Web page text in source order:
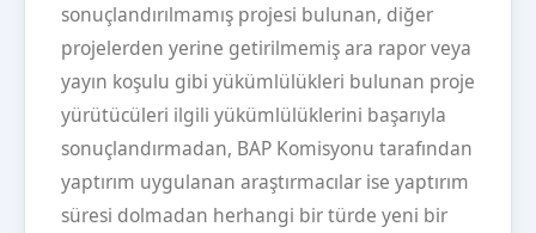
sonuçlandırılmamış projesi bulunan, diğer
projelerden yerine getirilmemiş ara rapor veya
yayın koşulu gibi yükümlülükleri bulunan proje
yürütücüleri ilgili yükümlülüklerini başarıyla
sonuçlandırmadan, BAP Komisyonu tarafından
yaptırım uygulanan araştırmacılar ise yaptırım
süresi dolmadan herhangi bir türde yeni bir